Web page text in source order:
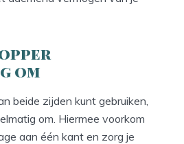
om
beide zijden kunt gebruiken,
om. Hiermee voorkom
aan één kant en zorg je